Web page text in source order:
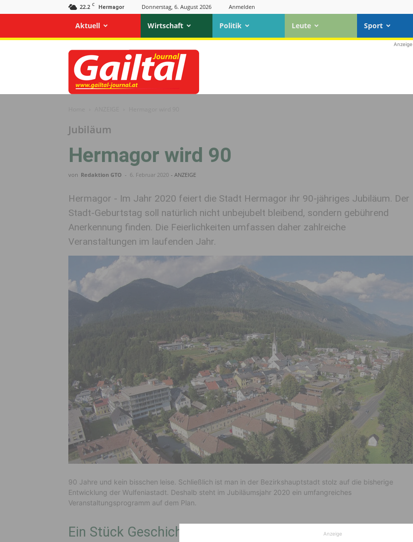
22.2 C Hermagor Donnerstag, 6. August 2026 Anmelden
Aktuell Wirtschaft Politik Leute Sport
Gailtal
Journal
Anzeige
Jubiläum
Hermagor wird 90
von Redaktion GTO - 6. Februar 2020 - ANZEIGE
Hermagor - Im Jahr 2020 feiert die Stadt Hermagor ihr 90-jähriges Jubiläum. Der
Stadt-Geburtstag soll natürlich nicht unbejubelt bleibend, sondern gebührend
Anerkennung finden. Die Feierlichkeiten umfassen daher zahlreiche
Veranstaltungen im laufenden Jahr.
90 Jahre und kein bisschen leise. Schließlich ist man in der Bezirkshauptstadt stolz auf die bisherige
Entwicklung der Wulfeniastadt. Deshalb steht im Jubiläumsjahr 2020 ein umfangreiches
Veranstaltungsprogramm auf dem Plan.
Ein Stück Geschichte Anzeige